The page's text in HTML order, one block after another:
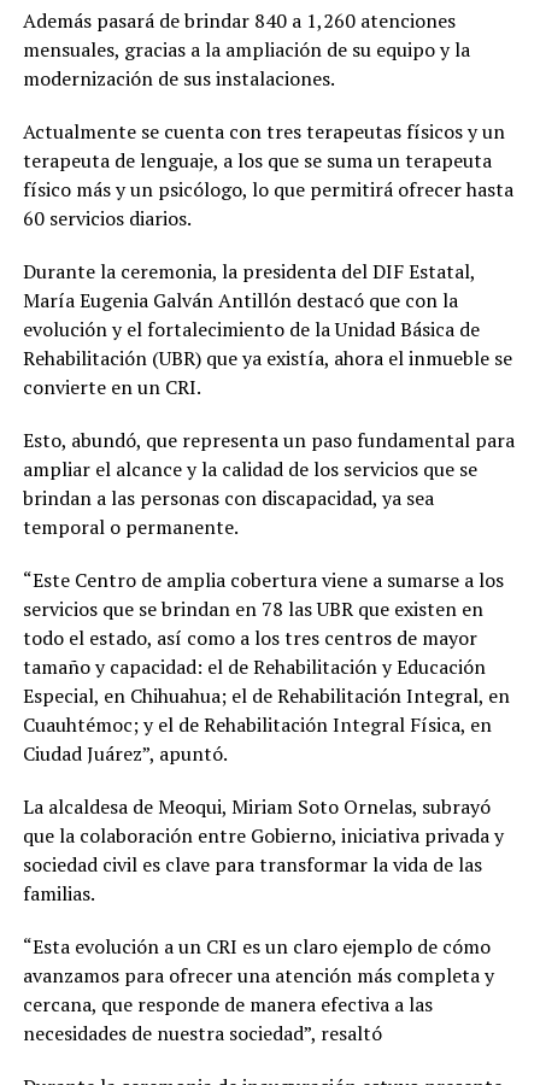
Además pasará de brindar 840 a 1,260 atenciones
mensuales, gracias a la ampliación de su equipo y la
modernización de sus instalaciones.
Actualmente se cuenta con tres terapeutas físicos y un
terapeuta de lenguaje, a los que se suma un terapeuta
físico más y un psicólogo, lo que permitirá ofrecer hasta
60 servicios diarios.
Durante la ceremonia, la presidenta del DIF Estatal,
María Eugenia Galván Antillón destacó que con la
evolución y el fortalecimiento de la Unidad Básica de
Rehabilitación (UBR) que ya existía, ahora el inmueble se
convierte en un CRI.
Esto, abundó, que representa un paso fundamental para
ampliar el alcance y la calidad de los servicios que se
brindan a las personas con discapacidad, ya sea
temporal o permanente.
“Este Centro de amplia cobertura viene a sumarse a los
servicios que se brindan en 78 las UBR que existen en
todo el estado, así como a los tres centros de mayor
tamaño y capacidad: el de Rehabilitación y Educación
Especial, en Chihuahua; el de Rehabilitación Integral, en
Cuauhtémoc; y el de Rehabilitación Integral Física, en
Ciudad Juárez”, apuntó.
La alcaldesa de Meoqui, Miriam Soto Ornelas, subrayó
que la colaboración entre Gobierno, iniciativa privada y
sociedad civil es clave para transformar la vida de las
familias.
“Esta evolución a un CRI es un claro ejemplo de cómo
avanzamos para ofrecer una atención más completa y
cercana, que responde de manera efectiva a las
necesidades de nuestra sociedad”, resaltó